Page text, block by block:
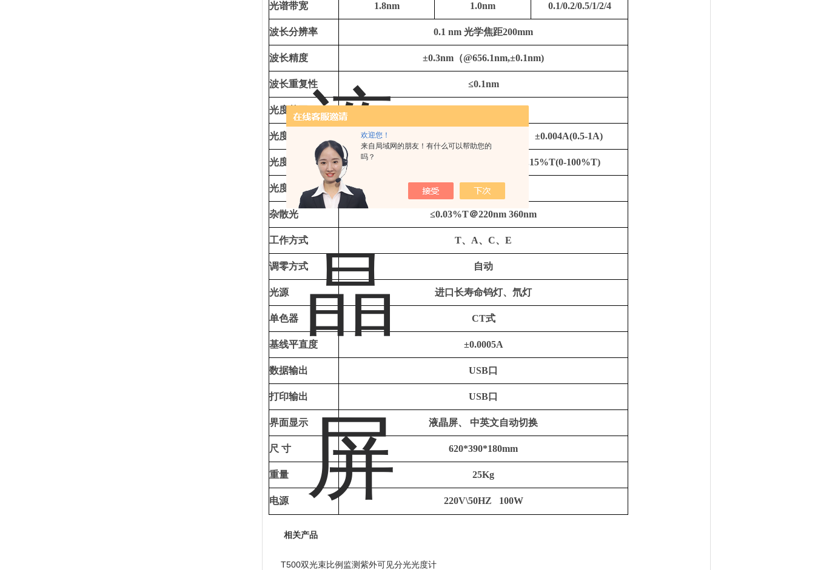
欢迎您！
来自局域网的朋友！有什么可以帮助您的
吗？
光谱带宽 1.8nm 1.0nm 0.1/0.2/0.5/1/2/4
波长分辨率 0.1 nm 光学焦距200mm
波长精度 ±0.3nm（@656.1nm,±0.1nm)
波长重复性 ≤0.1nm
光度范围
光度精度 0.2%T (0-100%T ) 、±0.002A(0-0.5A) 、±0.004A(0.5-1A)
光度重复性 ±0.001A(0-0.5A), ±0.002A(0.5-1A)、±0.15%T(0-100%T)
光度稳定性 ±0.0003A/h ＠500nm
杂散光 ≤0.03%T＠220nm 360nm
工作方式 T、A、C、E
调零方式 自动
光源 进口长寿命钨灯、氘灯
单色器 CT式
基线平直度 ±0.0005A
数据输出 USB口
打印输出 USB口
界面显示 液晶屏、 中英文自动切换
尺 寸 620*390*180mm
重量 25Kg
电源 220V\50HZ 100W
相关产品
T500双光束比例监测紫外可见分光光度计